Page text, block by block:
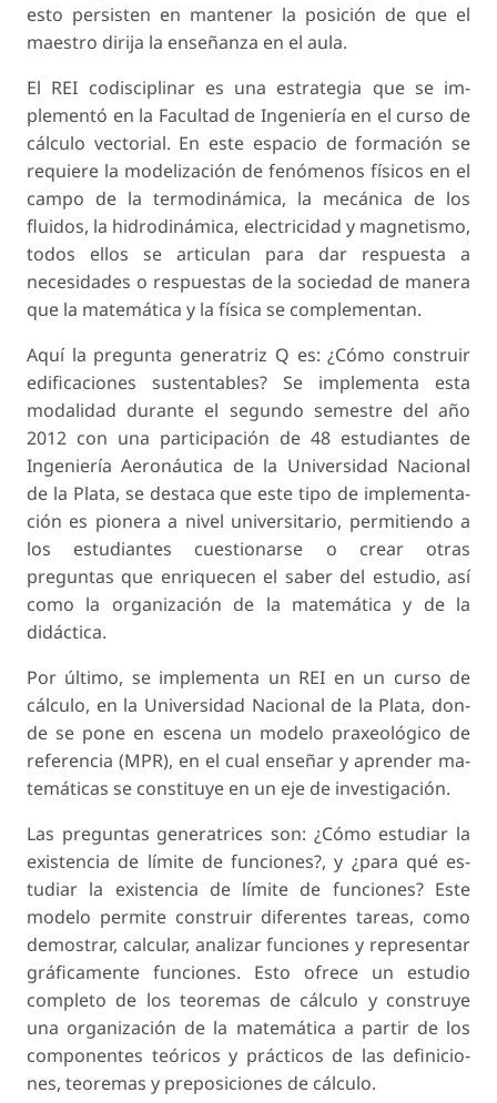
esto persisten en mantener la posición de que el
maestro dirija la enseñanza en el aula.
El REI codisciplinar es una estrategia que se im­
plementó en la Facultad de Ingeniería en el curso de
cálculo vectorial. En este espacio de formación se
requiere la modelización de fenómenos físicos en el
campo de la termodinámica, la mecánica de los
fluidos, la hidrodinámica, electricidad y magne­tismo,
todos ellos se articulan para dar respuesta a
necesidades o respuestas de la sociedad de manera
que la matemática y la física se complementan.
Aquí la pregunta generatriz Q es: ¿Cómo cons­truir
edificaciones sustentables? Se implementa esta
modalidad durante el segundo semestre del año
2012 con una participación de 48 estudiantes de
Ingeniería Aeronáutica de la Universidad Nacional
de la Plata, se destaca que este tipo de implementa­
ción es pionera a nivel universitario, permitiendo a
los estudiantes cuestionarse o crear otras
preguntas que enriquecen el saber del estudio, así
como la organización de la matemática y de la
didáctica.
Por último, se implementa un REI en un curso de
cálculo, en la Universidad Nacional de la Plata, don­
de se pone en escena un modelo praxeológico de
referencia (MPR), en el cual enseñar y aprender ma­
temáticas se constituye en un eje de investigación.
Las preguntas generatrices son: ¿Cómo estudiar la
existencia de límite de funciones?, y ¿para qué es­
tudiar la existencia de límite de funciones? Este
modelo permite construir diferentes tareas, como
demostrar, calcular, analizar funciones y represen­tar
gráficamente funciones. Esto ofrece un estudio
completo de los teoremas de cálculo y construye
una organización de la matemática a partir de los
componentes teóricos y prácticos de las definicio­
nes, teoremas y preposiciones de cálculo.